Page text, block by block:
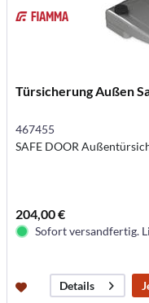
Türsicherung Außen
467455
SAFE DOOR
204,00 €
Sofort versandfertig.
Details